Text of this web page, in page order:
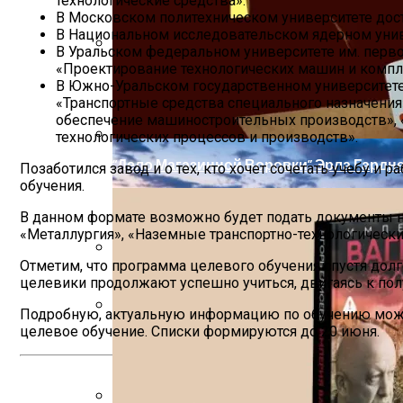
Проект Нового Детского Сада Во
Изучайте Транзитный Анализ Онлайн С
Как Планировать Самостоятельное
“Дело Магазинной Воровки” Эрла
В Московском политехническом университете
В Национальном исследовательском ядерном
В Уральском федеральном университете им.
«Проектирование технологических машин и
В Южно-Уральском государственном
«Транспортные средства специального
обеспечение машиностроительных
технологических процессов и производств».
Позаботился завод и о тех, кто хочет сочетать учебу
обучения.
В данном формате возможно будет подать документы
«Металлургия», «Наземные транспортно-
Отметим, что программа целевого обучения спустя
целевики продолжают успешно учиться, двигаясь к
Подробную, актуальную информацию по обучению
целевое обучение. Списки формируются до 20 июня.